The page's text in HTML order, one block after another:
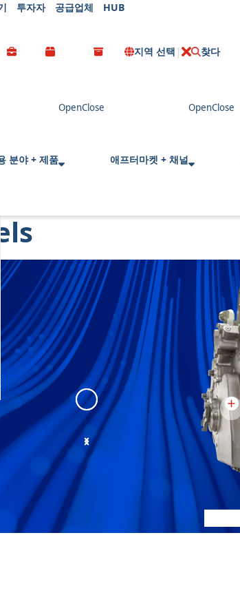
투자자 공급업체 HUB
지역 선택 찾다
s
분야 + 제품 애프터마켓 + 채널